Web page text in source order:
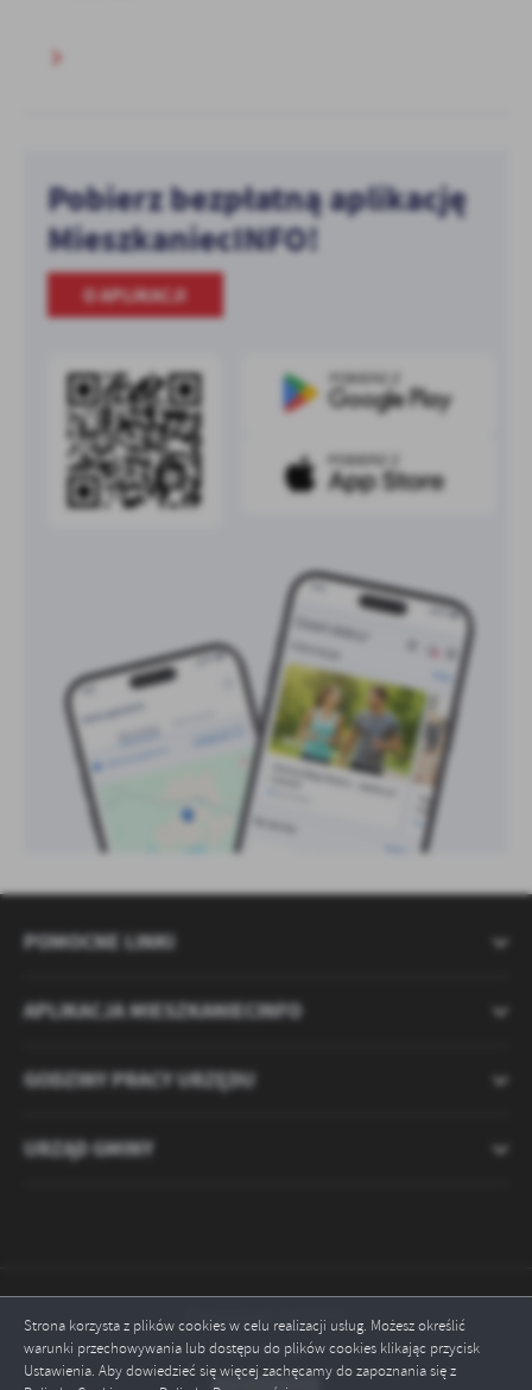
Strona korzysta z plików cookies w celu realizacji usług. Możesz określić
warunki przechowywania lub dostępu do plików cookies klikając przycisk
Ustawienia. Aby dowiedzieć się więcej zachęcamy do zapoznania się z
Pobierz bezpłatną aplikację
MieszkaniecINFO!
O APLIKACJI
POMOCNE LINKI
APLIKACJA MIESZKANIECINFO
GODZINY PRACY URZĘDU
URZĄD GMINY
Odwiedzin: 2121781
Online: 3